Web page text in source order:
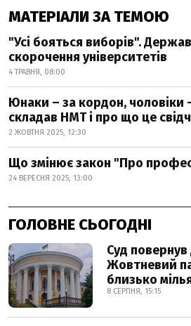
МАТЕРІАЛИ ЗА ТЕМОЮ
"Усі бояться виборів".
скорочення університетів
4 ТРАВНЯ, 08:00
Юнаки – за кордон, чоловіки
складав НМТ і про що це
2 ЖОВТНЯ 2025, 12:30
Що змінює закон "Про
24 ВЕРЕСНЯ 2025, 13:00
ГОЛОВНЕ СЬОГОДНІ
Суд
Жовтневий
близько
8 СЕРПНЯ, 15:15